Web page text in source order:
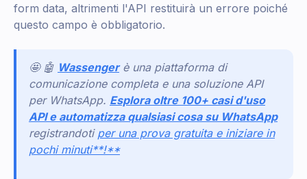
form data, altrimenti l'API restituirà un errore poiché
questo campo è obbligatorio.
🤩 🤖 Wassengerè una piattaforma di
comunicazione completa e una soluzione API
per WhatsApp. Esplora oltre 100+ casi d'uso
API e automatizza qualsiasi cosa su WhatsApp
registrandoti per una prova gratuita e iniziare in
pochi minuti**!**